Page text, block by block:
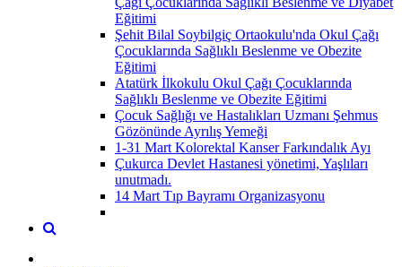
Eğitimi
Şehit Bilal Soybilgiç Ortaokulu'nda Okul Çağı
Çocuklarında Sağlıklı Beslenme ve Obezite
Eğitimi
Atatürk İlkokulu Okul Çağı Çocuklarında
Sağlıklı Beslenme ve Obezite Eğitimi
Çocuk Sağlığı ve Hastalıkları Uzmanı Şehmus
Gözönünde Ayrılış Yemeği
1-31 Mart Kolorektal Kanser Farkındalık Ayı
Çukurca Devlet Hastanesi yönetimi, Yaşlıları
unutmadı.
14 Mart Tıp Bayramı Organizasyonu